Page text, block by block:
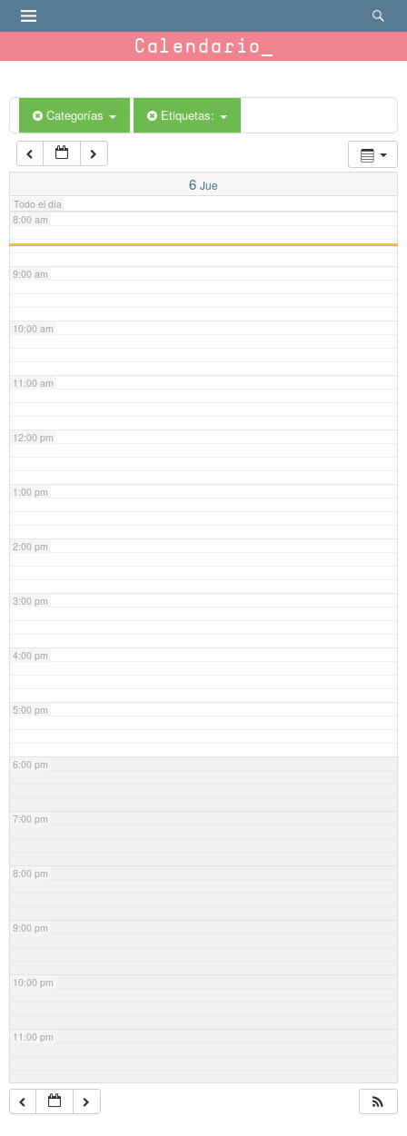
Calendario
Categorías Etiquetas:
6 Jue
Todo el día
6:00 am
7:00 am
8:00 am
9:00 am
10:00 am
11:00 am
12:00 pm
1:00 pm
2:00 pm
3:00 pm
4:00 pm
5:00 pm
6:00 pm
7:00 pm
8:00 pm
9:00 pm
10:00 pm
11:00 pm